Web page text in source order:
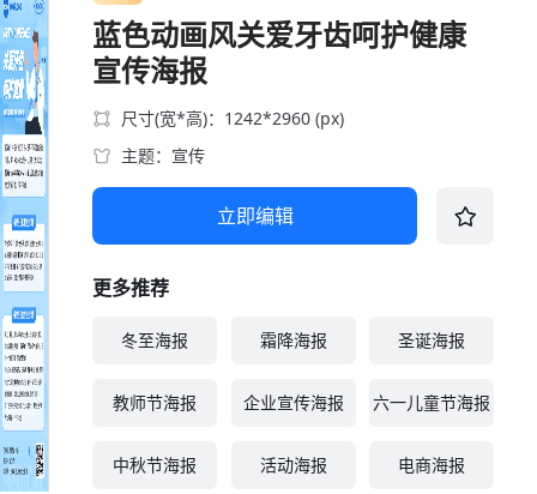
蓝色动画风关爱牙齿呵护健康
宣传海报
尺寸(宽*高)：1242*2960 (px)
主题：宣传
立即编辑
更多推荐
冬至海报 霜降海报 圣诞海报
教师节海报 企业宣传海报 六一儿童节海报
中秋节海报 活动海报 电商海报